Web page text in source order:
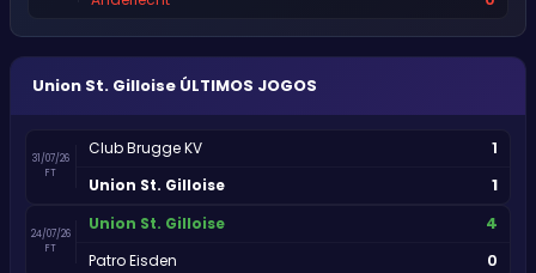
Union St. Gilloise ÚLTIMOS JOGOS
31/07/26
FT
Club Brugge KV 1
Union St. Gilloise 1
24/07/26
FT
Union St. Gilloise 4
Patro Eisden 0